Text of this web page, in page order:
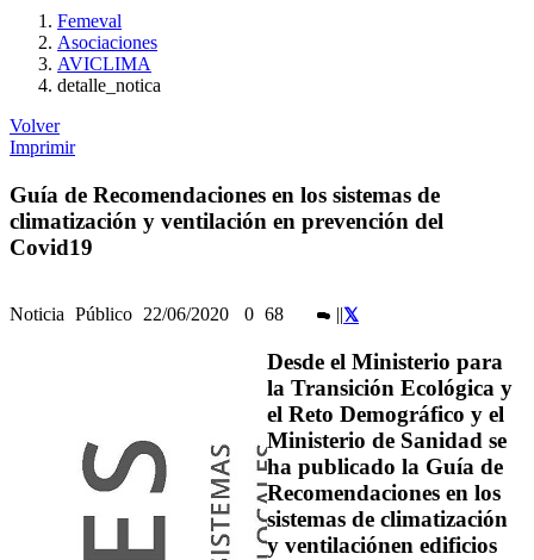
Femeval
Asociaciones
AVICLIMA
detalle_notica
Volver
Imprimir
Guía de Recomendaciones en los sistemas de
climatización y ventilación en prevención del
Covid19
Noticia Público 22/06/2020 0 68
Desde el Ministerio para
la Transición Ecológica y
el Reto Demográfico y el
Ministerio de Sanidad se
ha publicado la Guía de
Recomendaciones en los
sistemas de climatización
y ventilaciónen edificios